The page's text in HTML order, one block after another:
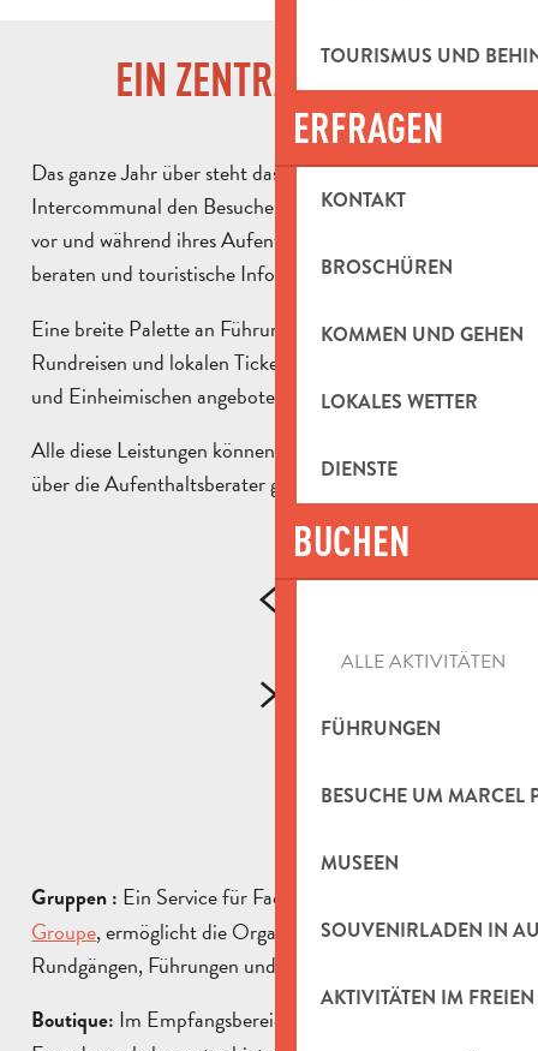
TOURISMUS UND
ERFRAGEN
KONTAKT
BROSCHÜREN
KOMMEN UND GEHEN
LOKALES WETTER
DIENSTE
BUCHEN
ALLE AKTIVITÄTEN
FÜHRUNGEN
BESUCHE UM MARCEL
MUSEEN
SOUVENIRLADEN IN
AKTIVITÄTEN IM FREIEN
EIN ZENTRALER ORT
Das ganze Jahr über steht das Office de Tourisme
Intercommunal den Besuchern zur Verfügung, um sie
vor und während ihres Aufenthalts zu informieren, zu
beraten und touristische Informationen zu liefern.
Eine breite Palette an Führungen, Aktivitäten,
Rundreisen und lokalen Ticketverkäufen wird Urlaubern
und Einheimischen angeboten.
Alle diese Leistungen können auf unserer Website oder
über die Aufenthaltsberater gebucht werden.
LESEN SIE MEHR
Das Office de Tourisme Intercommunal du Pays
strukturierenden Qualitätsansatz, der darauf
abzielt, seine Praktiken...
MEHR ERFAHREN
Gruppen : Ein Service für Fachleute, der
Groupe, ermöglicht die Organisation von touristischen
Rundgängen, Führungen und Aktivitäten für Gruppen.
Boutique: Im Empfangsbereich des